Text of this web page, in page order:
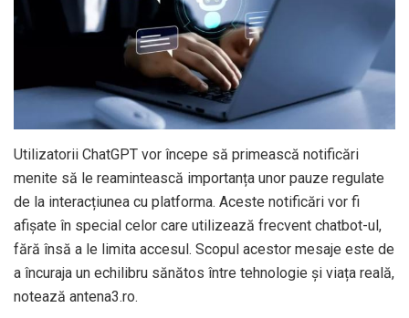
Utilizatorii ChatGPT vor începe să primească notificări
menite să le reamintească importanța unor pauze regulate
de la interacțiunea cu platforma. Aceste notificări vor fi
afișate în special celor care utilizează frecvent chatbot-ul,
fără însă a le limita accesul. Scopul acestor mesaje este de
a încuraja un echilibru sănătos între tehnologie și viața reală,
notează antena3.ro.